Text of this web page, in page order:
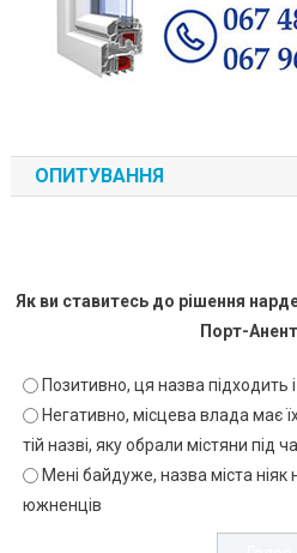
ОПИТУВАННЯ
Як ви ставитесь до рішення
Порт-
Позитивно, ця назва підходить
Негативно, місцева влада має
тій назві, яку обрали містяни під
Мені байдуже, назва міста
южненців